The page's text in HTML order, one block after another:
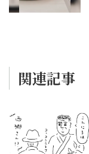
関連記事